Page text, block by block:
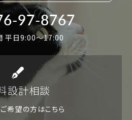
97-8767
平日9:00〜17:00
設計相談
希望の方はこちら